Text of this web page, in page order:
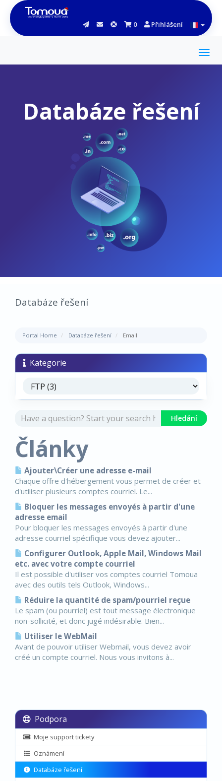
Přihlášení
0
Databáze řešení
Databáze řešení
Portal Home Databáze řešení Email
Kategorie
Články
Ajouter\Créer une adresse e-mail
Chaque offre d'hébergement vous permet de créer et
d'utiliser plusieurs comptes courriel. Le...
Bloquer les messages envoyés à partir d'une
adresse email
Pour bloquer les messages envoyés à partir d'une
adresse courriel spécifique vous devez ajouter...
Configurer Outlook, Apple Mail, Windows Mail
etc. avec votre compte courriel
Il est possible d'utiliser vos comptes courriel Tomoua
avec des outils tels Outlook, Windows...
Réduire la quantité de spam/pourriel reçue
Le spam (ou pourriel) est tout message électronique
non-sollicité, et donc jugé indésirable. Bien...
Utiliser le WebMail
Avant de pouvoir utiliser Webmail, vous devez avoir
créé un compte courriel. Nous vous invitons à...
Podpora
Moje support tickety
Oznámení
Databáze řešení